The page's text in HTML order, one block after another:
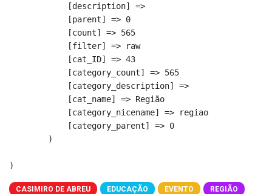
            [description] =>
            [parent] => 0
            [count] => 565
            [filter] => raw
            [cat_ID] => 43
            [category_count] => 565
            [category_description] =>
            [cat_name] => Região
            [category_nicename] => regiao
            [category_parent] => 0
        )
CASIMIRO DE ABREU EDUCAÇÃO EVENTO REGIÃO